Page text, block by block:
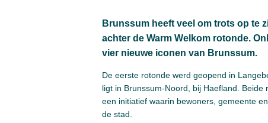
Brunssum heeft veel om trots op te
achter de Warm Welkom rotonde.
vier nieuwe iconen van Brunssum.
De eerste rotonde werd geopend in
ligt in Brunssum-Noord, bij Haefland. Beide
een initiatief waarin bewoners, gemeente
de stad.